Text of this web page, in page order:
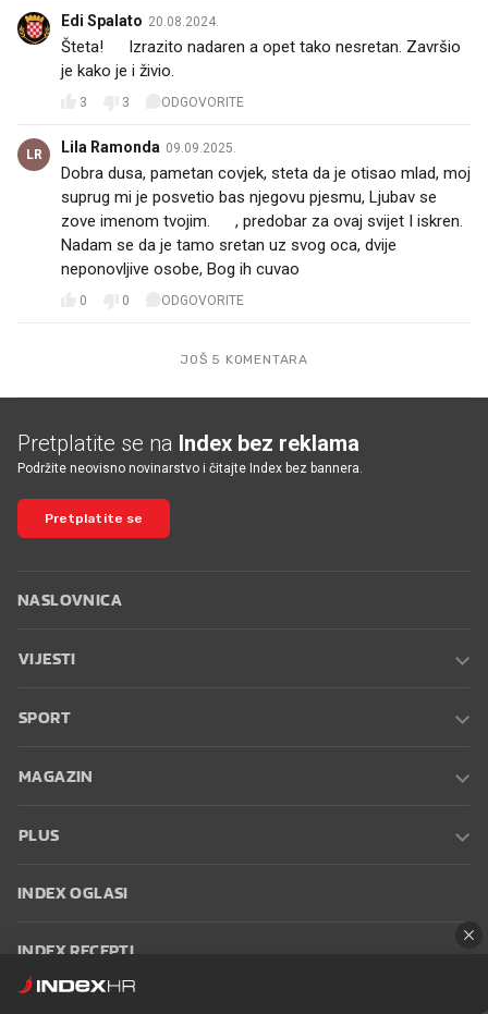
Edi Spalato 20.08.2024.
Šteta!😔 Izrazito nadaren a opet tako nesretan. Završio
je kako je i živio.
3 3 ODGOVORITE
LR Lila Ramonda 09.09.2025.
Dobra dusa, pametan covjek, steta da je otisao mlad, moj
suprug mi je posvetio bas njegovu pjesmu, Ljubav se
zove imenom tvojim. 💔, predobar za ovaj svijet I iskren.
Nadam se da je tamo sretan uz svog oca, dvije
neponovljive osobe, Bog ih cuvao 🙏🙏🙏❤️❤️❤️
0 0 ODGOVORITE
JOŠ 5 KOMENTARA
Pretplatite se na Index bez reklama
Podržite neovisno novinarstvo i čitajte Index bez bannera.
Pretplatite se
NASLOVNICA
VIJESTI
SPORT
MAGAZIN
PLUS
INDEX OGLASI
INDEX RECEPTI